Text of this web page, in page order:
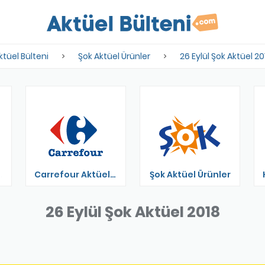
Bülteni Şok Aktüel Ürünler 26 Eylül Şok Aktüel
Carrefour Aktüel Ürünler Şok Aktüel Ürünler
26 Eylül Şok Aktüel 2018